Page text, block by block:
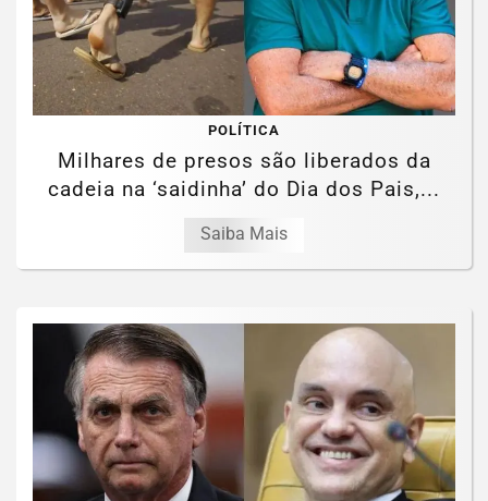
POLÍTICA
Milhares de presos são liberados da
cadeia na ‘saidinha’ do Dia dos Pais,...
Saiba Mais